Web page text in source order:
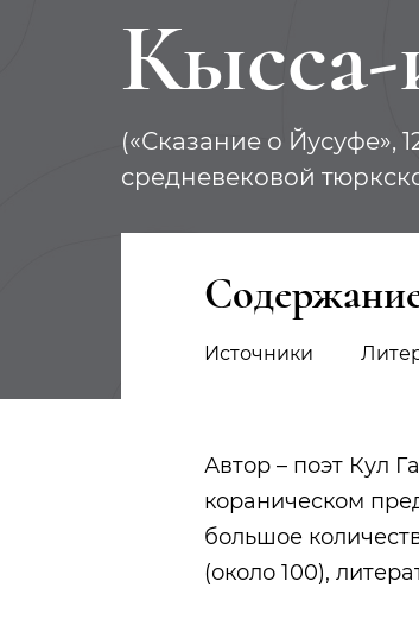
(«Сказание о Йусуфе»,
средневековой
Источники
Автор – поэт Кул
кораническом
большое
(около 100),